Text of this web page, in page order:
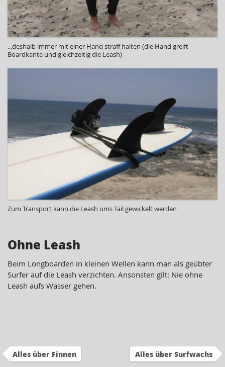
...deshalb immer mit einer Hand straff halten (die Hand greift
Boardkante und gleichzeitig die Leash)
Zum Transport kann die Leash ums Tail gewickelt werden
Ohne Leash
Beim Longboarden in kleinen Wellen kann man als geübter
Surfer auf die Leash verzichten. Ansonsten gilt: Nie ohne
Leash aufs Wasser gehen.
Alles über Finnen Alles über Surfwachs